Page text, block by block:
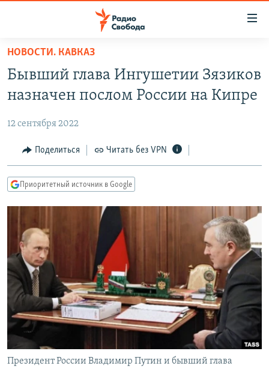
упрощенного
доступа
основному
Вернутся
главной
навигации
Вернутся
поиску
ЦИТАТЫ СВОБОДЫ
МНЕНИЯ
IDEL.РЕАЛИИ
СЕВЕР.РЕАЛИИ
СИБИРЬ.РЕАЛИИ
РАСПИСАНИЕ ВЕЩАНИЯ
ПОДПИШИТЕСЬ НА РАССЫЛКУ
СОЦИАЛЬНЫЕ СЕТИ
НОВОСТИ. КАВКАЗ
Бывший глава Ингушетии Зязиков
назначен послом России на Кипре
12 сентября 2022
Поделиться Читать без VPN
Приоритетный источник в Google
Президент России Владимир Путин и бывший глава